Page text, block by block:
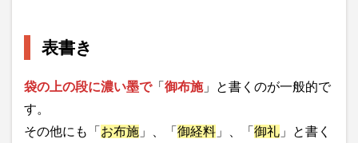
表書き
袋の上の段に濃い墨で「 御布施」と書くのが一般的で
す。
その他にも「 お布施 」、「 御経料 」、「 御礼 」と書く